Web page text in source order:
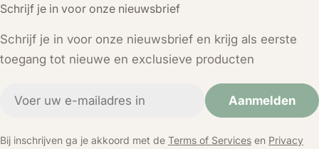
Schrijf je in voor onze nieuwsbrief
Schrijf je in voor onze nieuwsbrief en krijg als eerste
toegang tot nieuwe en exclusieve producten
Aanmelden
Bij inschrijven ga je akkoord met de Terms of Services en Privacy